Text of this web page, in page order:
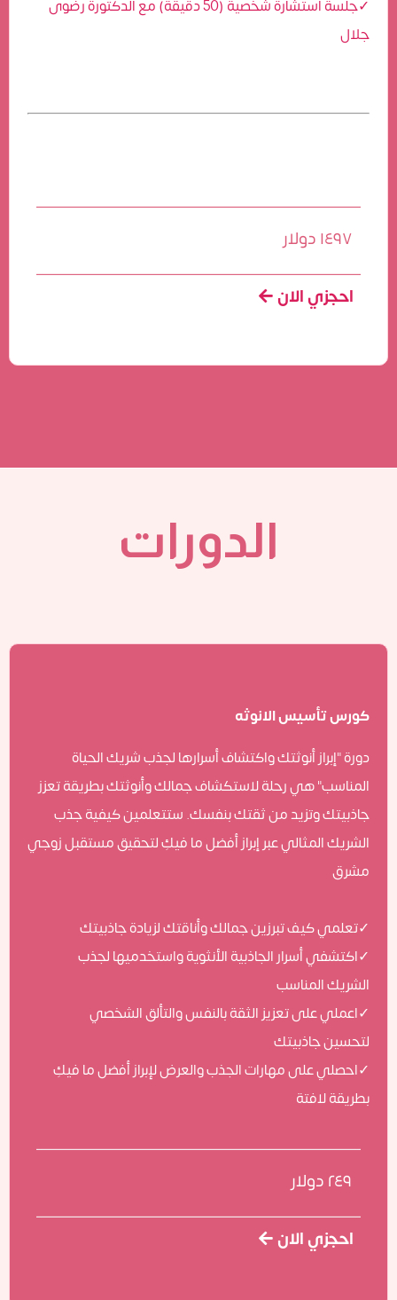
✓جلسة استشارة شخصية (50 دقيقة) مع الدكتورة رضوى
جلال
١٤٩٧ دولار
احجزي الان
الدورات
كورس تأسيس الانوثه
دورة "إبراز أنوثتك واكتشاف أسرارها لجذب شريك الحياة
المناسب" هي رحلة لاستكشاف جمالك وأنوثتك بطريقة تعزز
جاذبيتك وتزيد من ثقتك بنفسك. ستتعلمين كيفية جذب
الشريك المثالي عبر إبراز أفضل ما فيكِ لتحقيق مستقبل زوجي
مشرق
تعلمي كيف تبرزين جمالك وأناقتك لزيادة جاذبيتك✓
اكتشفي أسرار الجاذبية الأنثوية واستخدميها لجذب✓
الشريك المناسب
اعملي على تعزيز الثقة بالنفس والتألق الشخصي✓
لتحسين جاذبيتك
احصلي على مهارات الجذب والعرض لإبراز أفضل ما فيكِ✓
بطريقة لافتة
٢٤٩ دولار
احجزي الان